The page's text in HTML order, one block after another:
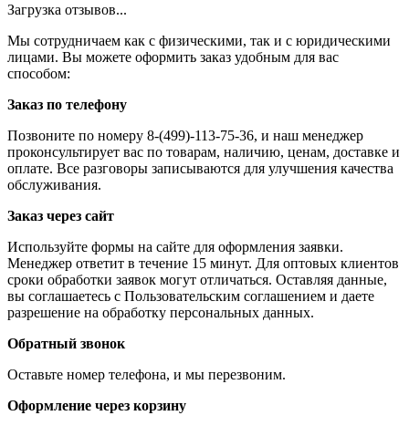
Загрузка отзывов...
Мы сотрудничаем как с физическими, так и с юридическими
лицами. Вы можете оформить заказ удобным для вас
способом:
Заказ по телефону
Позвоните по номеру 8-(499)-113-75-36, и наш менеджер
проконсультирует вас по товарам, наличию, ценам, доставке и
оплате. Все разговоры записываются для улучшения качества
обслуживания.
Заказ через сайт
Используйте формы на сайте для оформления заявки.
Менеджер ответит в течение 15 минут. Для оптовых клиентов
сроки обработки заявок могут отличаться. Оставляя данные,
вы соглашаетесь с Пользовательским соглашением и даете
разрешение на обработку персональных данных.
Обратный звонок
Оставьте номер телефона, и мы перезвоним.
Оформление через корзину